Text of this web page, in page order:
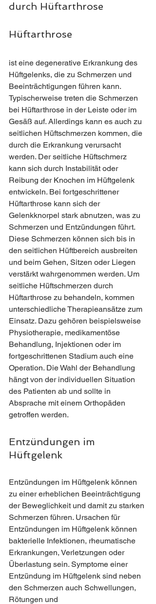
durch Hüftarthrose
Hüftarthrose
ist eine degenerative Erkrankung des
Hüftgelenks, die zu Schmerzen und
Beeinträchtigungen führen kann.
Typischerweise treten die Schmerzen
bei Hüftarthrose in der Leiste oder im
Gesäß auf. Allerdings kann es auch zu
seitlichen Hüftschmerzen kommen, die
durch die Erkrankung verursacht
werden. Der seitliche Hüftschmerz
kann sich durch Instabilität oder
Reibung der Knochen im Hüftgelenk
entwickeln. Bei fortgeschrittener
Hüftarthrose kann sich der
Gelenkknorpel stark abnutzen, was zu
Schmerzen und Entzündungen führt.
Diese Schmerzen können sich bis in
den seitlichen Hüftbereich ausbreiten
und beim Gehen, Sitzen oder Liegen
verstärkt wahrgenommen werden. Um
seitliche Hüftschmerzen durch
Hüftarthrose zu behandeln, kommen
unterschiedliche Therapieansätze zum
Einsatz. Dazu gehören beispielsweise
Physiotherapie, medikamentöse
Behandlung, Injektionen oder im
fortgeschrittenen Stadium auch eine
Operation. Die Wahl der Behandlung
hängt von der individuellen Situation
des Patienten ab und sollte in
Absprache mit einem Orthopäden
getroffen werden.
Entzündungen im
Hüftgelenk
Entzündungen im Hüftgelenk können
zu einer erheblichen Beeinträchtigung
der Beweglichkeit und damit zu starken
Schmerzen führen. Ursachen für
Entzündungen im Hüftgelenk können
bakterielle Infektionen, rheumatische
Erkrankungen, Verletzungen oder
Überlastung sein. Symptome einer
Entzündung im Hüftgelenk sind neben
den Schmerzen auch Schwellungen,
Rötungen und